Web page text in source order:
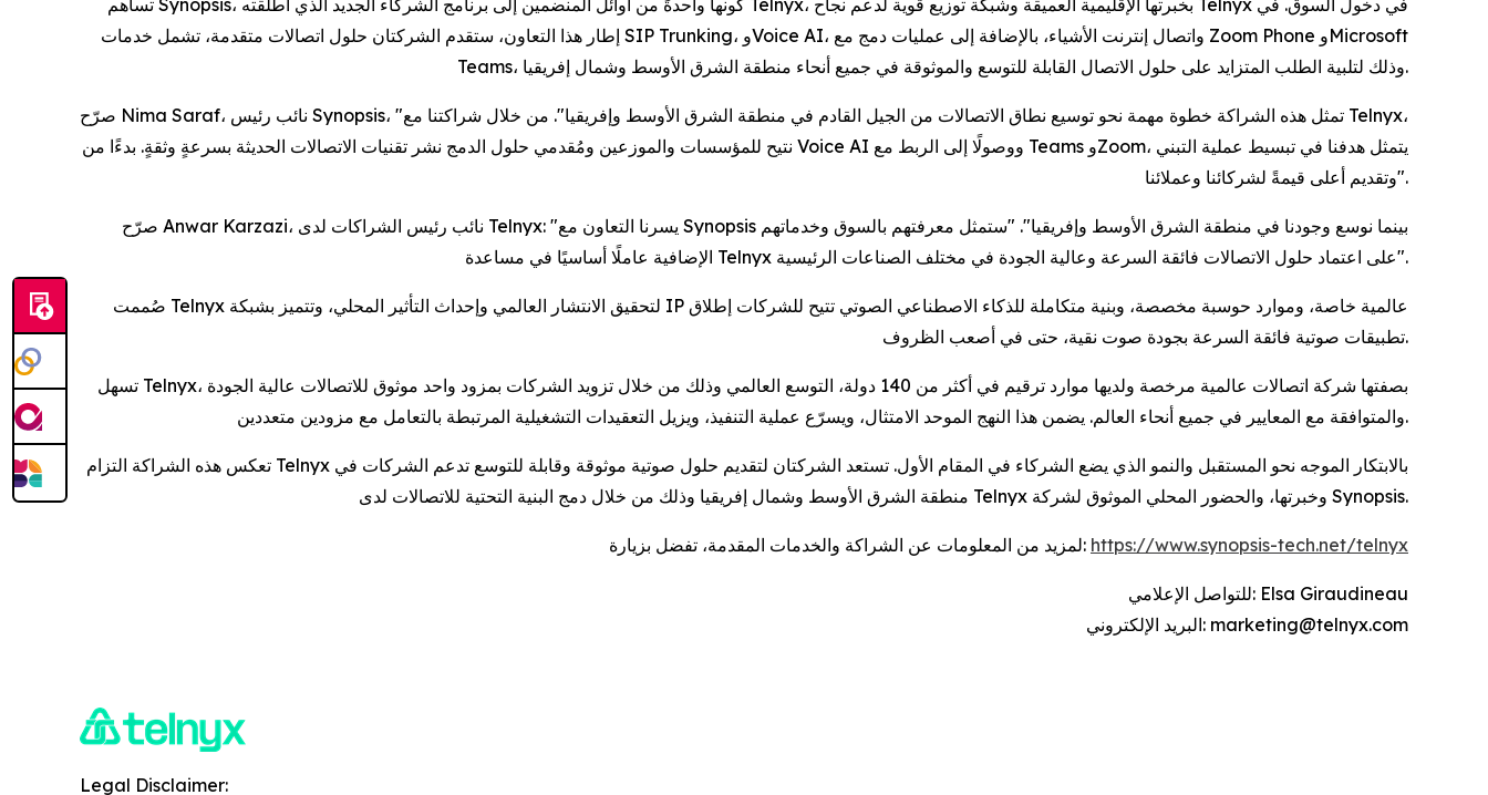
إطار هذا التعاون، ستقدم الشركتان حلول اتصالات متقدمة، تشمل خدمات SIP Trunking، وVoice AI، واتصال إنترنت الأشياء، بالإضافة إلى عمليات دمج مع Zoom Phone وMicrosoft
Teams، وذلك لتلبية الطلب المتزايد على حلول الاتصال القابلة للتوسع والموثوقة في جميع أنحاء منطقة الشرق الأوسط وشمال إفريقيا.
صرّح Nima Saraf، نائب رئيس Synopsis، "تمثل هذه الشراكة خطوة مهمة نحو توسيع نطاق الاتصالات من الجيل القادم في منطقة الشرق الأوسط وإفريقيا". من خلال شراكتنا مع Telnyx،
نتيح للمؤسسات والموزعين ومُقدمي حلول الدمج نشر تقنيات الاتصالات الحديثة بسرعةٍ وثقةٍ. بدءًا من Voice AI ووصولًا إلى الربط مع Teams وZoom، يتمثل هدفنا في تبسيط عملية التبني
وتقديم أعلى قيمةً لشركائنا وعملائنا".
صرّح Anwar Karzazi، نائب رئيس الشراكات لدى Telnyx: "يسرنا التعاون مع Synopsis بينما نوسع وجودنا في منطقة الشرق الأوسط وإفريقيا". "ستمثل معرفتهم بالسوق وخدماتهم
الإضافية عاملًا أساسيًا في مساعدة Telnyx على اعتماد حلول الاتصالات فائقة السرعة وعالية الجودة في مختلف الصناعات الرئيسية".
صُممت Telnyx لتحقيق الانتشار العالمي وإحداث التأثير المحلي، وتتميز بشبكة IP عالمية خاصة، وموارد حوسبة مخصصة، وبنية متكاملة للذكاء الاصطناعي الصوتي تتيح للشركات إطلاق
تطبيقات صوتية فائقة السرعة بجودة صوت نقية، حتى في أصعب الظروف.
تسهل Telnyx، بصفتها شركة اتصالات عالمية مرخصة ولديها موارد ترقيم في أكثر من 140 دولة، التوسع العالمي وذلك من خلال تزويد الشركات بمزود واحد موثوق للاتصالات عالية الجودة
والمتوافقة مع المعايير في جميع أنحاء العالم. يضمن هذا النهج الموحد الامتثال، ويسرّع عملية التنفيذ، ويزيل التعقيدات التشغيلية المرتبطة بالتعامل مع مزودين متعددين.
تعكس هذه الشراكة التزام Telnyx بالابتكار الموجه نحو المستقبل والنمو الذي يضع الشركاء في المقام الأول. تستعد الشركتان لتقديم حلول صوتية موثوقة وقابلة للتوسع تدعم الشركات في
منطقة الشرق الأوسط وشمال إفريقيا وذلك من خلال دمج البنية التحتية للاتصالات لدى Telnyx وخبرتها، والحضور المحلي الموثوق لشركة Synopsis.
لمزيد من المعلومات عن الشراكة والخدمات المقدمة، تفضل بزيارة: ‎ https://www.synopsis-tech.net/telnyx
للتواصل الإعلامي: ‎Elsa Giraudineau
البريد الإلكتروني: marketing@telnyx.com
Legal Disclaimer: